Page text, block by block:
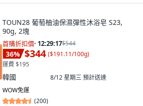
TOUN28 葡萄柚油保濕彈性沐浴皂 S23,
90g, 2塊
首購折扣價· 12:29:15$544
36% $344 ($191.11/100g)
運費 $195
韓國 8/12 星期三預計送達
WOW免運
(200)